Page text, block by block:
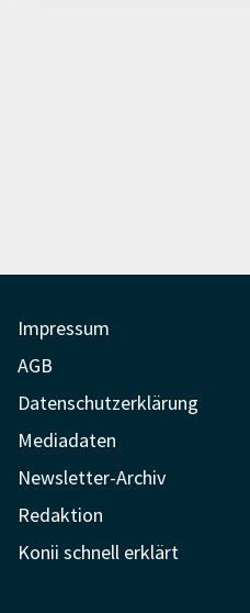
Impressum
AGB
Datenschutzerklärung
Mediadaten
Newsletter-Archiv
Redaktion
Konii schnell erklärt